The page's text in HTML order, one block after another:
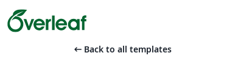
arrow_left_alt Back to all templates